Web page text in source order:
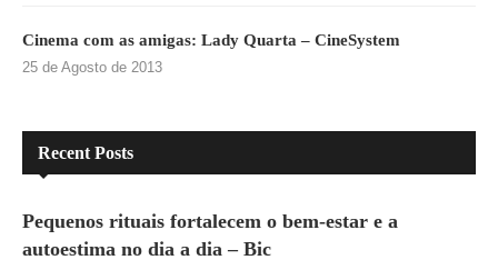
Cinema com as amigas: Lady Quarta – CineSystem
25 de Agosto de 2013
Recent Posts
Pequenos rituais fortalecem o bem-estar e a
autoestima no dia a dia – Bic